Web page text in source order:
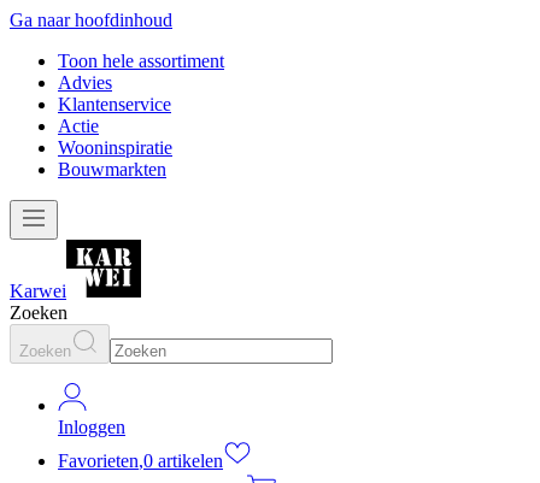
Ga naar hoofdinhoud
Toon hele assortiment
Advies
Klantenservice
Actie
Wooninspiratie
Bouwmarkten
Karwei
Zoeken
Zoeken
Inloggen
Favorieten,0 artikelen